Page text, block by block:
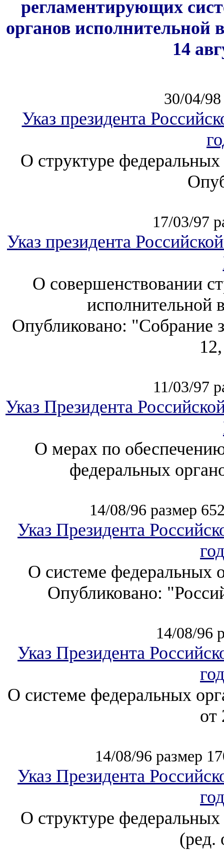
регламентирующих
органов исполнительной
14
30/04/
Указ президента
О структуре
17/03/97
Указ президента
О совершенствовании
исполнительной
Опубликовано: "Собрание
11/03/97
Указ Президента
О мерах по
федеральных
14/08/96 размер
Указ Президента
О системе федеральных
Опубликовано:
14/08/96
Указ Президента
О системе федеральных
от
14/08/96 размер
Указ Президента
О структуре
(ред.